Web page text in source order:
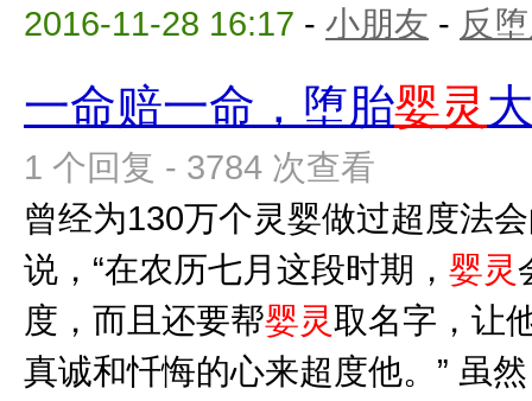
2016-11-28 16:17 - 小朋友 - 反
一命赔一命，堕胎婴灵
1 个回复 - 3784 次查看
曾经为130万个灵婴做过超度法
说，“在农历七月这段时期， 婴灵
度，而且还要帮婴灵取名字，让
真诚和忏悔的心来超度他。” 虽